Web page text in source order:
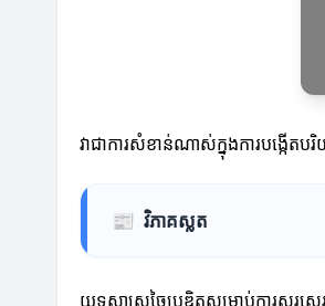
វាជាការសំខាន់ណាស់ក្នុងការបង្កើត
📰 វិភាគស្លត
យុទ្ធសាស្ត្រច្នៃប្រឌិតសម្រាប់ការសរសេរ